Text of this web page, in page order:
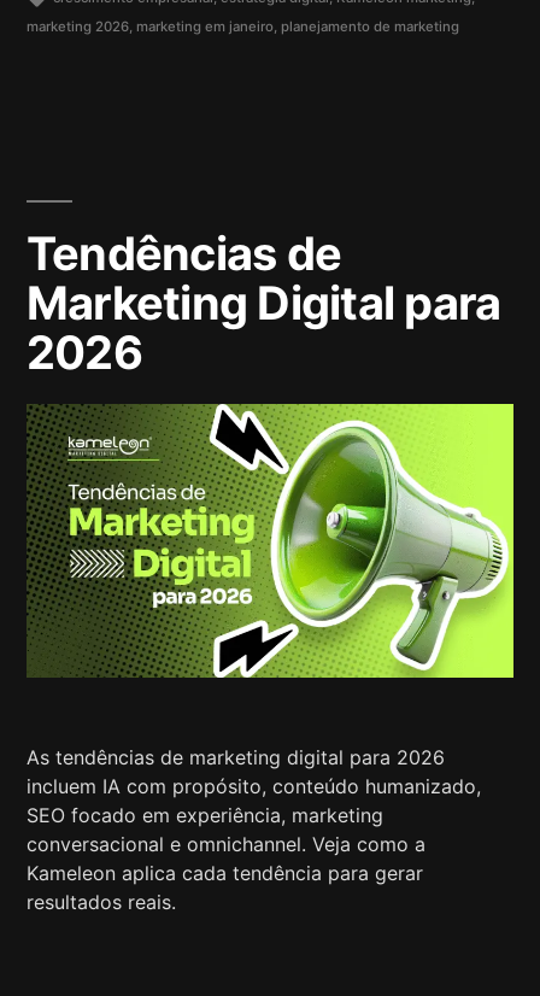
marketing 2026 marketing em janeiro planejamento de marketing
Tendências de
Marketing Digital para
2026
As tendências de marketing digital para 2026
incluem IA com propósito, conteúdo humanizado,
SEO focado em experiência, marketing
conversacional e omnichannel. Veja como a
Kameleon aplica cada tendência para gerar
resultados reais.